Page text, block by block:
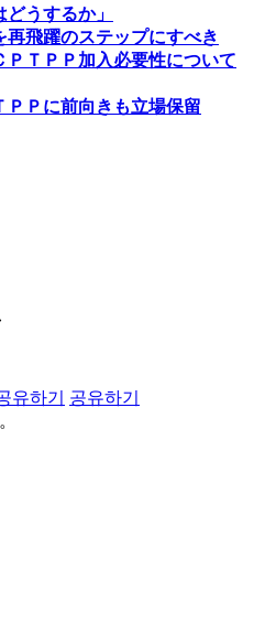
どうするか」
飛躍のステップにすべき
ＴＰＰ加入必要性について
Ｐに前向きも立場保留
유하기
공유하기